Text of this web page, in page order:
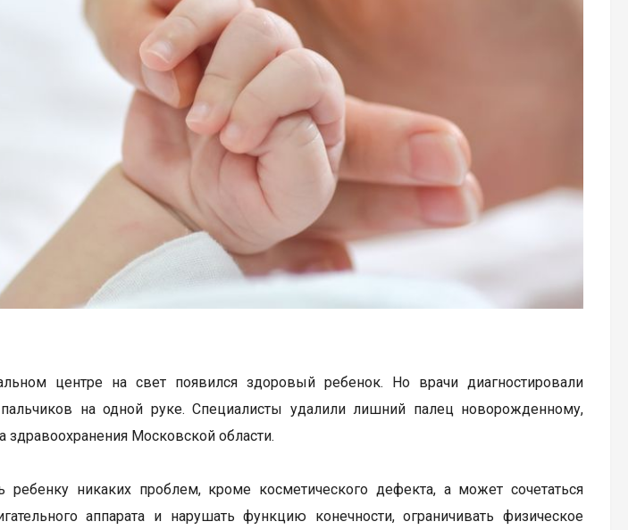
центре на свет появился здоровый ребенок. Но врачи диагностировали
на одной руке. Специалисты удалили лишний палец новорожденному,
здравоохранения Московской области.
ребенку никаких проблем, кроме косметического дефекта, а может сочетаться
аппарата и нарушать функцию конечности, ограничивать физическое